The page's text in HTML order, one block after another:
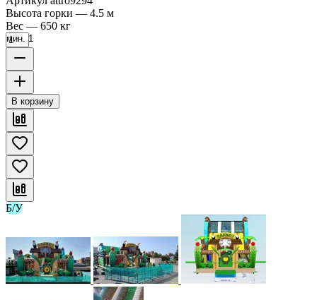
Высота горки — 4.5 м
Вес — 650 кг
мин. 1
В корзину
Б/У